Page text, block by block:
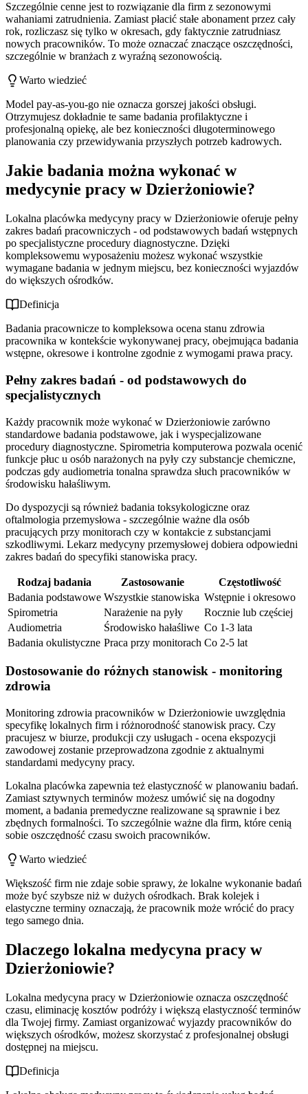
Szczególnie cenne jest to rozwiązanie dla firm z sezonowymi
wahaniami zatrudnienia. Zamiast płacić stałe abonament przez cały
rok, rozliczasz się tylko w okresach, gdy faktycznie zatrudniasz
nowych pracowników. To może oznaczać znaczące oszczędności,
szczególnie w branżach z wyraźną sezonowością.
Warto wiedzieć
Model pay-as-you-go nie oznacza gorszej jakości obsługi.
Otrzymujesz dokładnie te same badania profilaktyczne i
profesjonalną opiekę, ale bez konieczności długoterminowego
planowania czy przewidywania przyszłych potrzeb kadrowych.
Jakie badania można wykonać w
medycynie pracy w Dzierżoniowie?
Lokalna placówka medycyny pracy w Dzierżoniowie oferuje pełny
zakres badań pracowniczych - od podstawowych badań wstępnych
po specjalistyczne procedury diagnostyczne. Dzięki
kompleksowemu wyposażeniu możesz wykonać wszystkie
wymagane badania w jednym miejscu, bez konieczności wyjazdów
do większych ośrodków.
Definicja
Badania pracownicze to kompleksowa ocena stanu zdrowia
pracownika w kontekście wykonywanej pracy, obejmująca badania
wstępne, okresowe i kontrolne zgodnie z wymogami prawa pracy.
Pełny zakres badań - od podstawowych do
specjalistycznych
Każdy pracownik może wykonać w Dzierżoniowie zarówno
standardowe badania podstawowe, jak i wyspecjalizowane
procedury diagnostyczne. Spirometria komputerowa pozwala ocenić
funkcje płuc u osób narażonych na pyły czy substancje chemiczne,
podczas gdy audiometria tonalna sprawdza słuch pracowników w
środowisku hałaśliwym.
Do dyspozycji są również badania toksykologiczne oraz
oftalmologia przemysłowa - szczególnie ważne dla osób
pracujących przy monitorach czy w kontakcie z substancjami
szkodliwymi. Lekarz medycyny przemysłowej dobiera odpowiedni
zakres badań do specyfiki stanowiska pracy.
Rodzaj badania Zastosowanie
Częstotliwość
Badania podstawowe Wszystkie stanowiska Wstępnie i okresowo
Spirometria
Narażenie na pyły
Rocznie lub częściej
Audiometria
Środowisko hałaśliwe Co 1-3 lata
Badania okulistyczne Praca przy monitorach Co 2-5 lat
Dostosowanie do różnych stanowisk - monitoring
zdrowia
Monitoring zdrowia pracowników w Dzierżoniowie uwzględnia
specyfikę lokalnych firm i różnorodność stanowisk pracy. Czy
pracujesz w biurze, produkcji czy usługach - ocena ekspozycji
zawodowej zostanie przeprowadzona zgodnie z aktualnymi
standardami medycyny pracy.
Lokalna placówka zapewnia też elastyczność w planowaniu badań.
Zamiast sztywnych terminów możesz umówić się na dogodny
moment, a badania premedyczne realizowane są sprawnie i bez
zbędnych formalności. To szczególnie ważne dla firm, które cenią
sobie oszczędność czasu swoich pracowników.
Warto wiedzieć
Większość firm nie zdaje sobie sprawy, że lokalne wykonanie badań
może być szybsze niż w dużych ośrodkach. Brak kolejek i
elastyczne terminy oznaczają, że pracownik może wrócić do pracy
tego samego dnia.
Dlaczego lokalna medycyna pracy w
Dzierżoniowie?
Lokalna medycyna pracy w Dzierżoniowie oznacza oszczędność
czasu, eliminację kosztów podróży i większą elastyczność terminów
dla Twojej firmy. Zamiast organizować wyjazdy pracowników do
większych ośrodków, możesz skorzystać z profesjonalnej obsługi
dostępnej na miejscu.
Definicja